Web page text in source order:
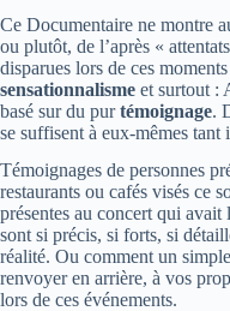
Ce Documentaire ne montre
ou plutôt, de l’après «
disparues lors de ces
sensationnalisme et surtout :
basé sur du purtémoignage.
se suffisent à eux-mêmes tant
Témoignages de personnes
restaurants ou cafés visés ce
présentes au concert qui
sont si précis, si forts, si
réalité. Ou comment un
renvoyer en arrière, à vos
lors de ces événements.